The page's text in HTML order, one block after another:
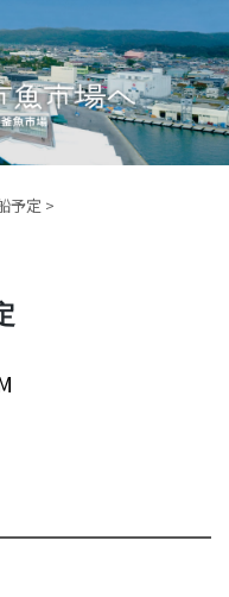
予定 >